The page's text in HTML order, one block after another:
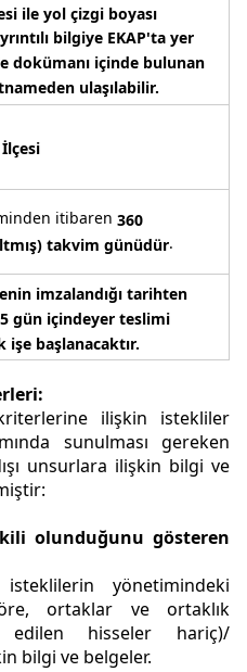
ile yol çizgi boyası
bilgiye EKAP'ta yer
dokümanı içinde bulunan
ulaşılabilir.
İlçesi
itibaren 360
) takvim günüdür.
imzalandığı tarihten
gün içindeyer teslimi
işe başlanacaktır.
ilişkin istekliler
sunulması gereken
unsurlara ilişkin bilgi ve
olunduğunu gösteren
yönetimindeki
ortaklar ve ortaklık
hisseler hariç)/
bilgi ve belgeler.